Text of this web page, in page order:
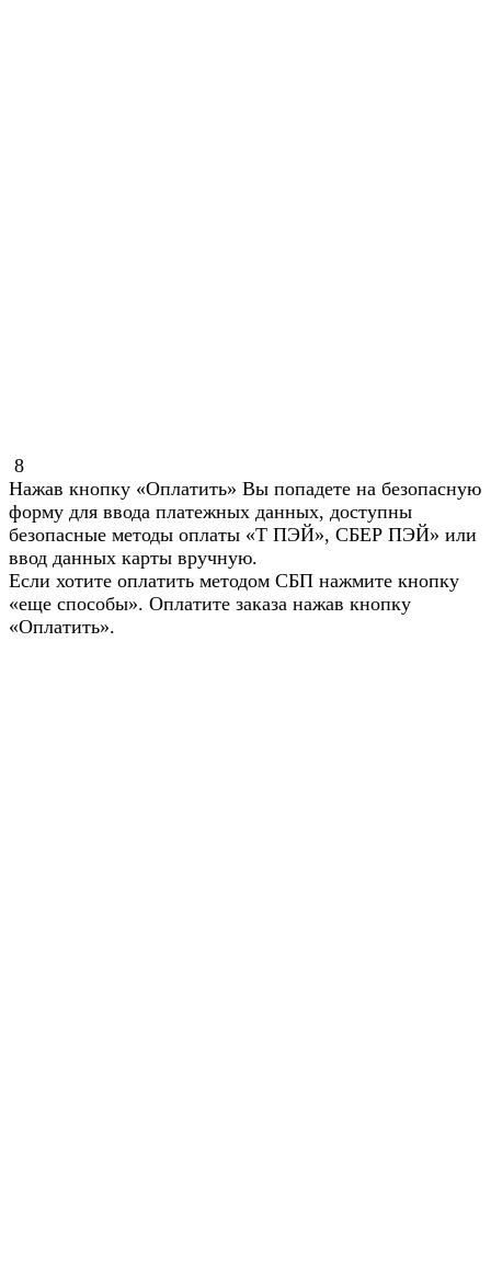
8
Нажав кнопку «Оплатить» Вы попадете на безопасную
форму для ввода платежных данных, доступны
безопасные методы оплаты «Т ПЭЙ», СБЕР ПЭЙ» или
ввод данных карты вручную.
Если хотите оплатить методом СБП нажмите кнопку
«еще способы». Оплатите заказа нажав кнопку
«Оплатить».